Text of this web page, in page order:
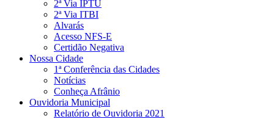
2ª Via IPTU
2ª Via ITBI
Alvarás
Acesso NFS-E
Certidão Negativa
Nossa Cidade
1ª Conferência das Cidades
Notícias
Conheça Afrânio
Ouvidoria Municipal
Relatório de Ouvidoria 2021